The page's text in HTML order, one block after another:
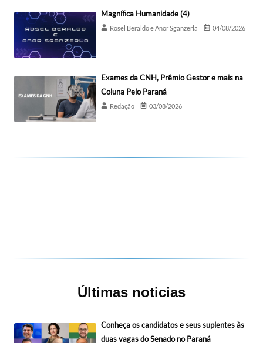
Magnífica Humanidade (4)
Rosel Beraldo e Anor Sganzerla 04/08/2026
Exames da CNH, Prêmio Gestor e mais na
Coluna Pelo Paraná
Redação 03/08/2026
Últimas noticias
Conheça os candidatos e seus suplentes às
duas vagas do Senado no Paraná